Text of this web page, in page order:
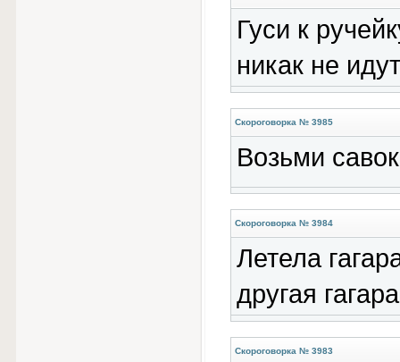
Гуси к
никак не
Скороговорка № 3985
Возьми
Скороговорка № 3984
Летела
другая
Скороговорка № 3983